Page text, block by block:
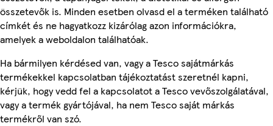
összetevők is. Minden esetben olvasd el a terméken található
címkét és ne hagyatkozz kizárólag azon információkra,
amelyek a weboldalon találhatóak.
Ha bármilyen kérdésed van, vagy a Tesco sajátmárkás
termékekkel kapcsolatban tájékoztatást szeretnél kapni,
kérjük, hogy vedd fel a kapcsolatot a Tesco vevőszolgálatával,
vagy a termék gyártójával, ha nem Tesco saját márkás
termékről van szó.